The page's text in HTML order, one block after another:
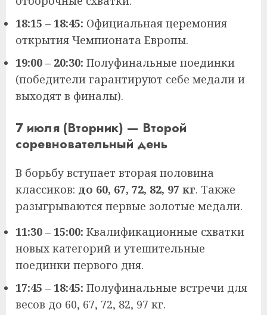
18:15 – 18:45: Официальная церемония
открытия Чемпионата Европы.
19:00 – 20:30: Полуфинальные поединки
(победители гарантируют себе медали и
выходят в финалы).
7 июля (Вторник) — Второй
соревновательный день
В борьбу вступает вторая половина
классиков: до 60, 67, 72, 82, 97 кг. Также
разыгрываются первые золотые медали.
11:30 – 15:00: Квалификационные схватки
новых категорий и утешительные
поединки первого дня.
17:45 – 18:45: Полуфинальные встречи для
весов до 60, 67, 72, 82, 97 кг.